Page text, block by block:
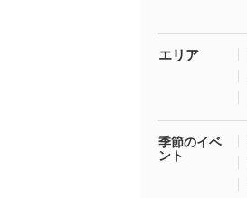
エリア
季節のイベ
ント